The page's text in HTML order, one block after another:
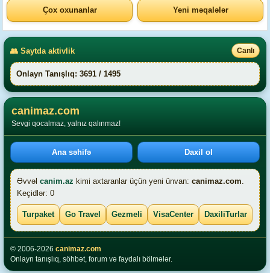
Çox oxunanlar Yeni məqalələr
👥 Saytda aktivlik Canlı
Onlayn Tanışlıq: 3691 / 1495
canimaz.com
Sevgi qocalmaz, yalnız qalınmaz!
Ana səhifə Daxil ol
Əvvəl canim.az kimi axtaranlar üçün yeni ünvan: canimaz.com.
Keçidlər: 0
Turpaket Go Travel Gezmeli VisaCenter DaxiliTurlar
© 2006-2026 canimaz.com
Onlayn tanışlıq, söhbət, forum və faydalı bölmələr.